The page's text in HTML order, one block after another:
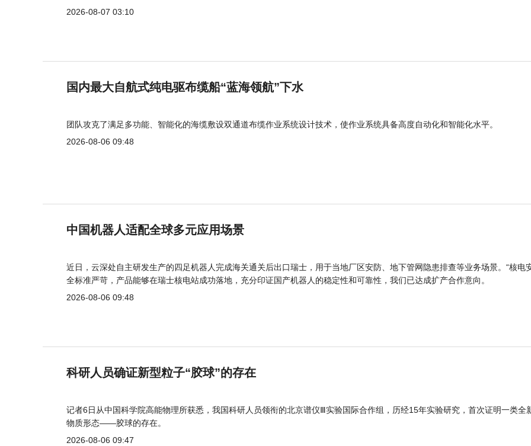
2026-08-07 03:10
国内最大自航式纯电驱布缆船“蓝海领航”下水
团队攻克了满足多功能、智能化的海缆敷设双通道布缆作业系统设计技术，使作业系统具备高度自动化和智能化水平。
2026-08-06 09:48
中国机器人适配全球多元应用场景
近日，云深处自主研发生产的四足机器人完成海关通关后出口瑞士，用于当地厂区安防、地下管网隐患排查等业务场景。“核电
全标准严苛，产品能够在瑞士核电站成功落地，充分印证国产机器人的稳定性和可靠性，我们已达成扩产合作意向。
2026-08-06 09:48
科研人员确证新型粒子“胶球”的存在
记者6日从中国科学院高能物理所获悉，我国科研人员领衔的北京谱仪Ⅲ实验国际合作组，历经15年实验研究，首次证明一类全
物质形态——胶球的存在。
2026-08-06 09:47